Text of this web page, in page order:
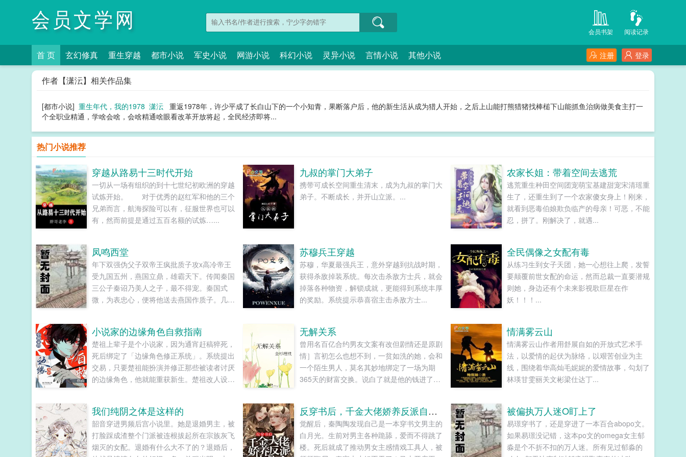
会员文学网 阅读记录
会员书架
首 页 玄幻修真 重生穿越 都市小说 军史小说 网游小说 科幻小说 灵异小说 言情小说 其他小说 登录
注册
作者【潇沄】相关作品集
[都市小说] 重生年代，我的1978 潇沄 重返1978年，许少平成了长白山下的一个小知青，果断落户后，他的新生活从成为猎人开始，之后上山能打熊猎猪找棒槌下山能抓鱼治病做美食主打一
个全职业精通，学啥会啥，会啥精通啥眼看改革开放将起，全民经济即将...
热门小说推荐
穿越从路易十三时代开始
一切从一场有组织的到十七世纪初欧洲的穿越
试炼开始。 对于优秀的赵红军和他的三个
兄弟而言，航海探险可以有，征服世界也可以
有，然而前提是通过五百名额的试炼…...
九叔的掌门大弟子
携带可成长空间重生清末，成为九叔的掌门大
弟子。不断成长，并开山立派。...
农家长姐：带着空间去逃荒
逃荒重生种田空间团宠萌宝基建甜宠宋清瑶重
生了，还重生到了一个农家傻女身上！刚来，
就看到恶毒伯娘欺负临产的母亲！可恶，不能
忍，拼了。刚解决了，就遇...
凤鸣西堂
年下双强伪父子双帝王疯批质子攻x高冷帝王
受九国五州，燕国立鼎，雄霸天下。传闻秦国
三公子秦诏乃美人之子，最不得宠。秦国式
微，为表忠心，便将他送去燕国作质子。几渡
障碍，弑父即位。自此后狼子野心，昭然若揭
三载风云变幻，他荡平七国，强灭五州，将河
山归化为一，却将精兵对准燕国。强破宫门之
日，未杀一名俘虏，未夺半只鸡犬。燕王端
坐，临视睥睨，不怒而自威。二人对上视线，
凤目微眯，仍循着旧日称呼，质问声凛冽，吾
儿，如今可要杀了寡人？秦诏俯身，骤然折膝
跪了下去往日隐忍换作桀骜，锋锐眉眼经年淬
炼，越发显得狠厉，但唇角柔情却化作了一抹
笑，未免舍不得。哦？宫城十里，凤冠霞帔，
苏穆兵王穿越
苏穆，华夏最强兵王，意外穿越到抗战时期，
获得杀敌掉装系统。每次击杀敌方士兵，就会
掉落各种物资，解锁成就，更能得到系统丰厚
的奖励。系统提示恭喜宿主击杀敌方士...
全民偶像之女配有毒
从练习生到女子天团，她一心想往上爬，发誓
要颠覆前世女配的命运，然而总裁一直要潜规
则她，身边还有个未来影视歌巨星在作
妖！！！...
小说家的边缘角色自救指南
楚祖上辈子是个小说家，因为通宵赶稿猝死，
死后绑定了「边缘角色修正系统」。系统提出
交易，只要楚祖能扮演并修正那些被读者讨厌
的边缘角色，他就能重获新生。楚祖改人设是
难懂吗？还是读者A靠靠靠！早说是大佬的局
中局中局啊！！祖爹！对不起！是我说话太大
声了！！第二本读者B狗塑适可而止，就算你
重复强调五百次他是可爱狗狗，但我只看到了
无解关系
曾用名百亿合约男友文案有改但剧情还是原剧
情］言初怎么也想不到，一贫如洗的她，会和
一个陌生男人，莫名其妙地绑定了一场为期
365天的财富交换。说白了就是他的钱进了她
金，年轻，人还帅。坏消息这人脾气差，控制
欲强，还打算趁机和她来场合约恋爱。...
情满雾云山
情满雾云山作者用舒展自如的开放式艺术手
法，以爱情的起伏为脉络，以艰苦创业为主
线，围绕着华高灿毛妮妮的爱情故事，勾划了
林瑛甘雯丽关文彬梁仕达丁...
我们纯阴之体是这样的
韶音穿进男频后宫小说里。她是退婚男主，被
打脸踩成渣整个门派被连根拔起所在宗族灰飞
烟灭的女配。退婚有什么大不了的？退婚后，
反穿书后，千金大佬娇养反派自救了
觉醒后，秦陶陶发现自己是一本穿书文男主的
白月光。生前对男主各种跪舔，爱而不得跳了
楼。死后就成了推动男女主感情戏工具人，被
被偏执万人迷O盯上了
易璟穿书了，还是穿进了一本百合abopo文。
如果易璟没记错，这本po文的omega女主郁
淼是个不折不扣的万人迷。所有见过郁淼的